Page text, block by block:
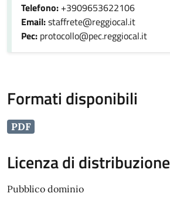
Telefono: +3909653622106
Email:staffrete@reggiocal.it
Pec: protocollo@pec.reggiocal.it
Formati disponibili
PDF
Licenza di distribuzione
Pubblico dominio